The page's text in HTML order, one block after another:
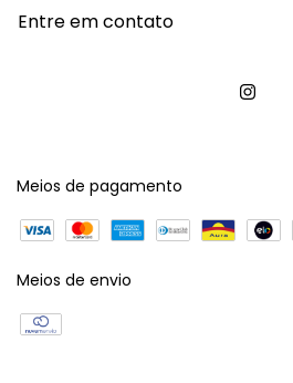
Entre em contato
Meios de pagamento
Meios de envio